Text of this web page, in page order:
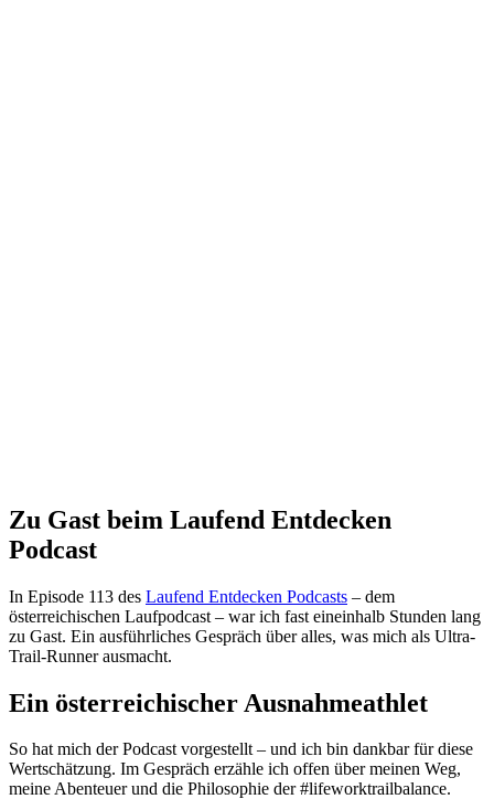
Zu Gast beim Laufend Entdecken
Podcast
In Episode 113 des Laufend Entdecken Podcasts – dem
österreichischen Laufpodcast – war ich fast eineinhalb Stunden lang
zu Gast. Ein ausführliches Gespräch über alles, was mich als Ultra-
Trail-Runner ausmacht.
Ein österreichischer Ausnahmeathlet
So hat mich der Podcast vorgestellt – und ich bin dankbar für diese
Wertschätzung. Im Gespräch erzähle ich offen über meinen Weg,
meine Abenteuer und die Philosophie der #lifeworktrailbalance.